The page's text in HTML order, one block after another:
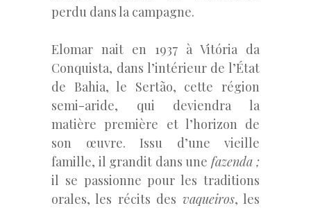
perdu dans la campagne.
Elomar nait en 1937 à Vitória da
Conquista, dans l’intérieur de l’État
de Bahia, le Sertão, cette région
semi-aride, qui deviendra la
matière première et l’horizon de
son œuvre. Issu d’une vieille
famille, il grandit dans une fazenda ;
il se passionne pour les traditions
orales, les récits des vaqueiros, les